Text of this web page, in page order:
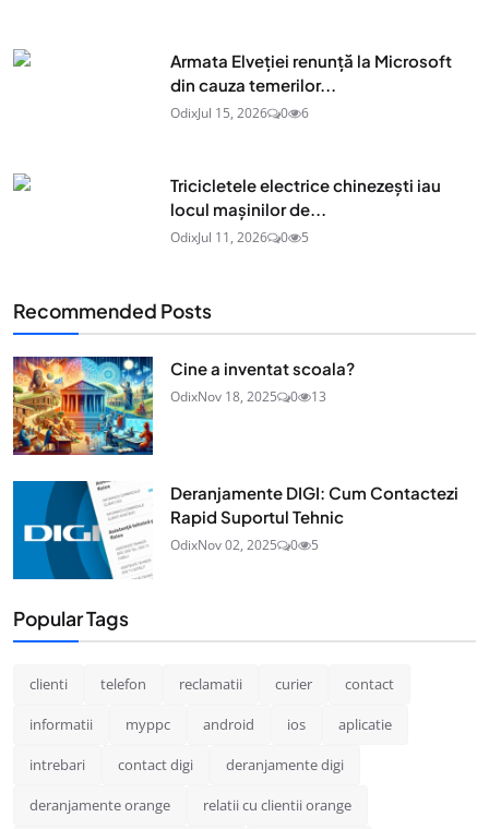
Armata Elveției renunță la Microsoft
din cauza temerilor...
OdixJul 15, 2026 0 6
Tricicletele electrice chinezești iau
locul mașinilor de...
OdixJul 11, 2026 0 5
Recommended Posts
Cine a inventat scoala?
OdixNov 18, 2025 0 13
Deranjamente DIGI: Cum Contactezi
Rapid Suportul Tehnic
OdixNov 02, 2025 0 5
Popular Tags
clienti telefon reclamatii curier contact
informatii myppc android ios aplicatie
intrebari contact digi deranjamente digi
deranjamente orange relatii cu clientii orange